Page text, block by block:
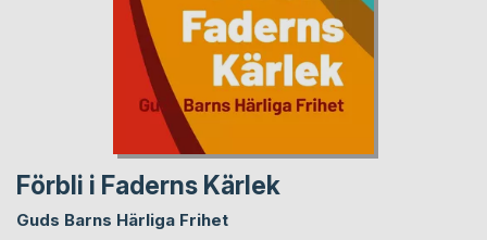
Förbli i Faderns Kärlek
Guds Barns Härliga Frihet